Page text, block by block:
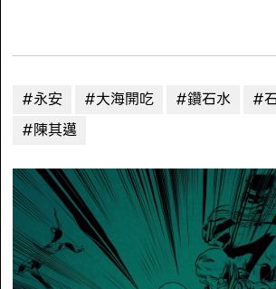
#永安 #大海開吃 #鑽石水
#
#陳其邁